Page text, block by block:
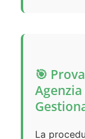
🎯
La